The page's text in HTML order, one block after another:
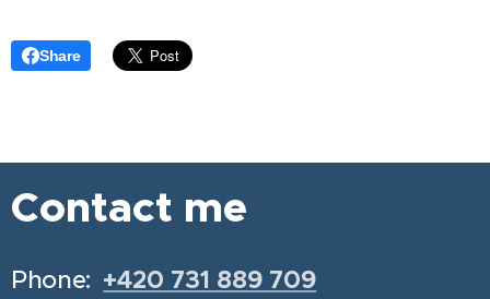
Share
Contact me
Phone: +420 731 889 709